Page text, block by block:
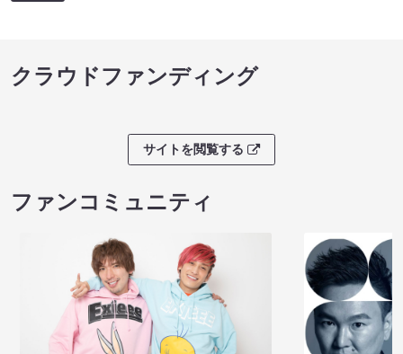
クラウドファンディング
サイトを閲覧する
ファンコミュニティ